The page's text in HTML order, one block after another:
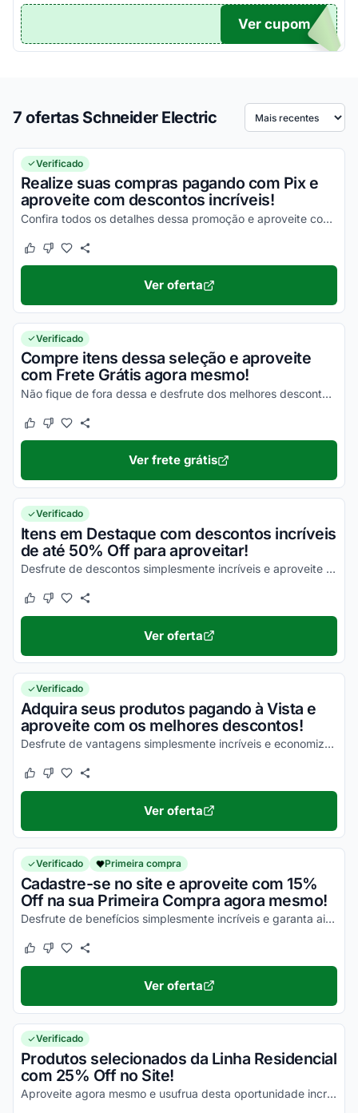
TICO
Ver cupom
7 ofertas Schneider Electric Ordenar por
Verificado
Realize suas compras pagando com Pix e
aproveite com descontos incríveis!
Confira todos os detalhes dessa promoção e aproveite com as melhores vantagens possíveis!
Este cupom funcionou
Este cupom não funcionou
Ver oferta
Verificado
Compre itens dessa seleção e aproveite
com Frete Grátis agora mesmo!
Não fique de fora dessa e desfrute dos melhores descontos na entrega dos seus produtos!
Este cupom funcionou
Este cupom não funcionou
Ver frete grátis
Verificado
Itens em Destaque com descontos incríveis
de até 50% Off para aproveitar!
Desfrute de descontos simplesmente incríveis e aproveite com as melhores vantagens agora mesmo!
Este cupom funcionou
Este cupom não funcionou
Ver oferta
Verificado
Adquira seus produtos pagando à Vista e
aproveite com os melhores descontos!
Desfrute de vantagens simplesmente incríveis e economize de uma forma simples!
Este cupom funcionou
Este cupom não funcionou
Ver oferta
Verificado Primeira compra
Cadastre-se no site e aproveite com 15%
Off na sua Primeira Compra agora mesmo!
Desfrute de benefícios simplesmente incríveis e garanta ainda hoje todos os seus descontos!
Este cupom funcionou
Este cupom não funcionou
Ver oferta
Verificado
Produtos selecionados da Linha Residencial
com 25% Off no Site!
Aproveite agora mesmo e usufrua desta oportunidade incrível para economizar em todas as suas compras online!